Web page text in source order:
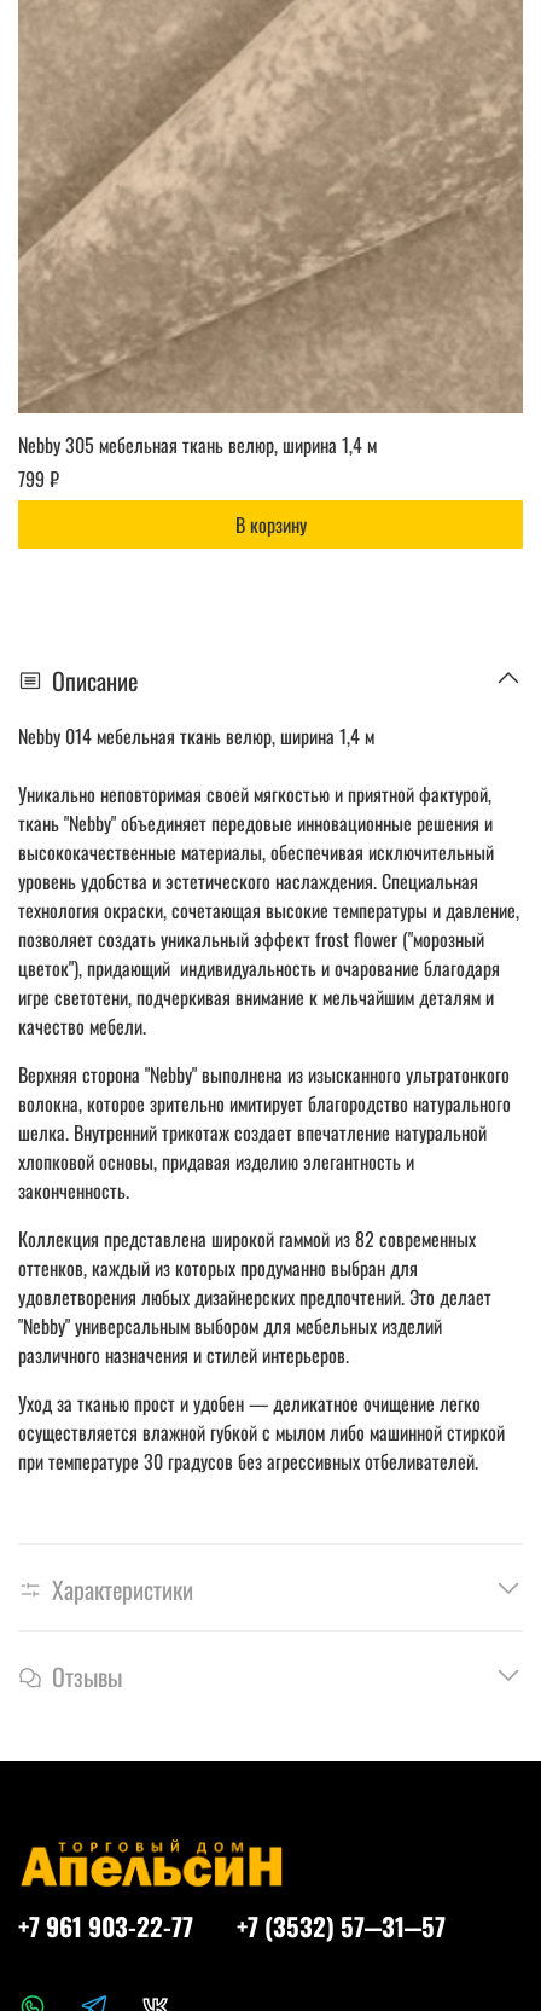
Nebby 305 мебельная ткань велюр, ширина 1,4 м
799 ₽
В корзину
Описание
Nebby 014 мебельная ткань велюр, ширина 1,4 м
Уникально неповторимая своей мягкостью и приятной фактурой,
ткань "Nebby" объединяет передовые инновационные решения и
высококачественные материалы, обеспечивая исключительный
уровень удобства и эстетического наслаждения. Специальная
технология окраски, сочетающая высокие температуры и давление,
позволяет создать уникальный эффект frost flower ("морозный
цветок"), придающий индивидуальность и очарование благодаря
игре светотени, подчеркивая внимание к мельчайшим деталям и
качество мебели.
Верхняя сторона "Nebby" выполнена из изысканного ультратонкого
волокна, которое зрительно имитирует благородство натурального
шелка. Внутренний трикотаж создает впечатление натуральной
хлопковой основы, придавая изделию элегантность и
законченность.
Коллекция представлена широкой гаммой из 82 современных
оттенков, каждый из которых продуманно выбран для
удовлетворения любых дизайнерских предпочтений. Это делает
"Nebby" универсальным выбором для мебельных изделий
различного назначения и стилей интерьеров.
Уход за тканью прост и удобен — деликатное очищение легко
осуществляется влажной губкой с мылом либо машинной стиркой
при температуре 30 градусов без агрессивных отбеливателей.
Характеристики
Отзывы
+7 961 903-22-77 +7 (3532) 57‒31‒57